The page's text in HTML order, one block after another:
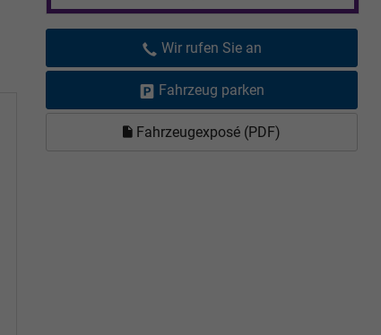
Wir rufen Sie an
Fahrzeug parken
Fahrzeugexposé (PDF)